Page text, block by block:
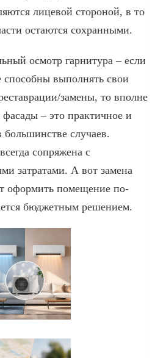
лицевой стороной, в то
остаются сохранными.
осмотр гарнитура – если
способны выполнять свои
замены, то вполне
– это практичное и
случаев.
сопряжена с
затратами. А вот замена
оформить помещение по-
бюджетным решением.